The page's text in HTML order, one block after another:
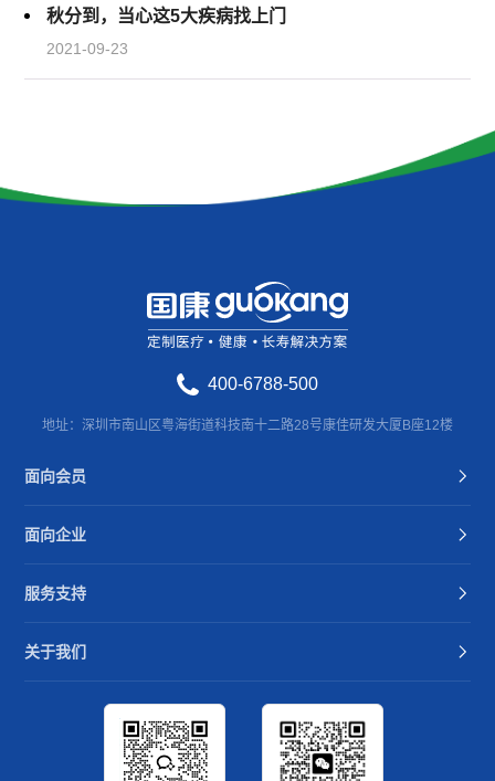
秋分到，当心这5大疾病找上门
2021-09-23
400-6788-500
地址：深圳市南山区粤海街道科技南十二路28号康佳研发大厦B座12楼
面向会员
面向企业
服务支持
关于我们